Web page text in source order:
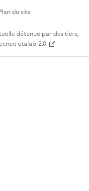
du site
détenue par des tiers,
etalab-2.0